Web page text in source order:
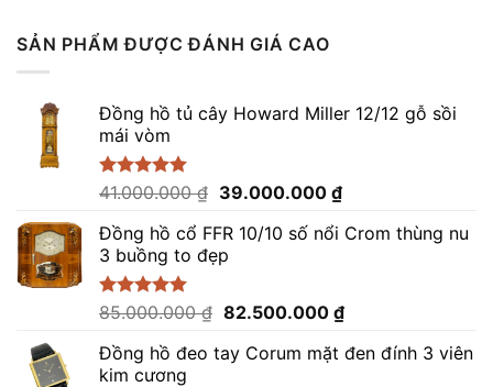
là:
16.000.000 ₫.
SẢN PHẨM ĐƯỢC ĐÁNH GIÁ CAO
Đồng hồ tủ cây Howard Miller 12/12 gỗ sồi
mái vòm
Được xếp
5 sao
41.000.000₫ Giá
là:
41.000.000 ₫.
39.000.000 ₫Giá
tại
Đồng hồ cổ FFR 10/10 số nổi Crom thùng nu
3 buồng to đẹp
Được xếp
5 sao
85.000.000₫ Giá
là:
82.500.000 ₫Giá
tại
Đồng hồ đeo tay Corum mặt đen đính 3 viên
kim cương